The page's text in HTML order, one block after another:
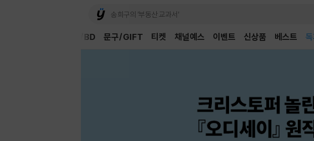
채널예스 이벤트 신상품 베스트
DVD/BD 문구/GIFT 티켓